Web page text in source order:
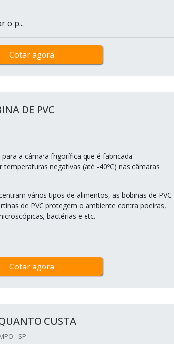
o p...
Cotar agora
DE PVC
a câmara frigorífica que é fabricada
negativas (até -40ºC) nas câmaras
vários tipos de alimentos, as bobinas de PVC
de PVC protegem o ambiente contra poeiras,
bactérias e etc.
Cotar agora
CUSTA
- SP